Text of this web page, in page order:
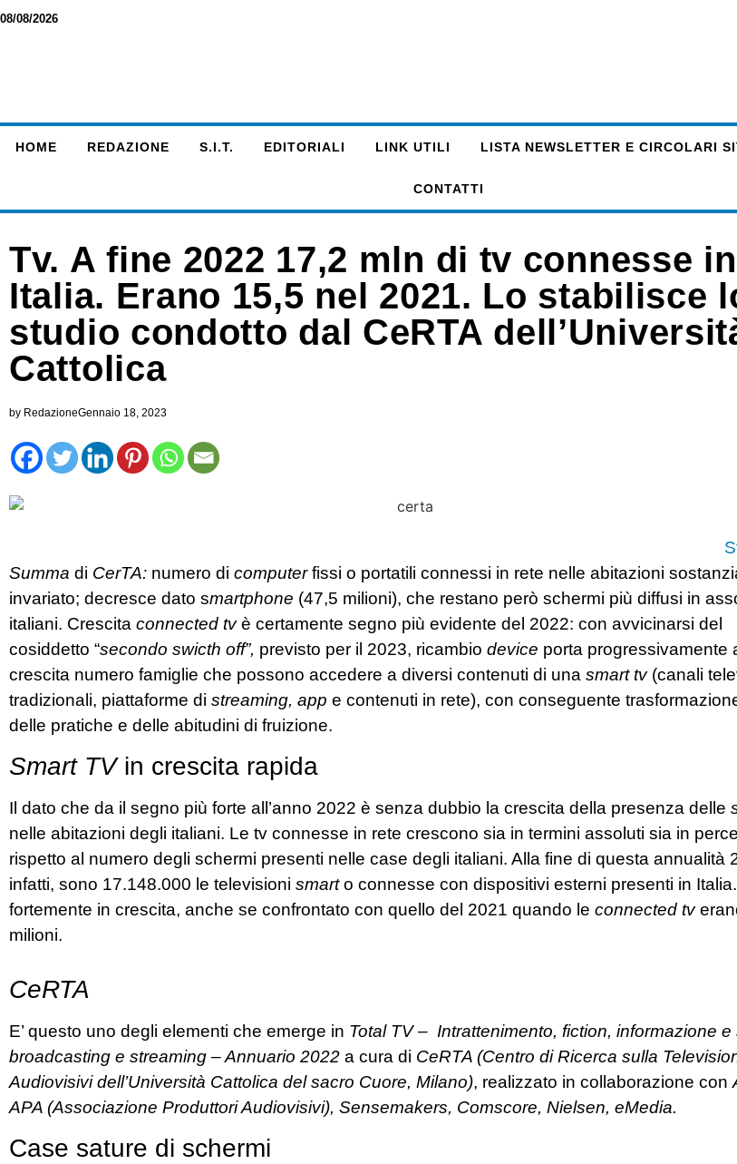
08/08/2026
HOME REDAZIONE S.I.T. EDITORIALI LINK UTILI LISTA NEWSLETTER E CIRCOLARI
CONTATTI
Tv. A fine 2022 17,2 mln di tv connesse in
Italia. Erano 15,5 nel 2021. Lo stabilisce
studio condotto dal CeRTA
Cattolica
by RedazioneGennaio 18, 2023
Summa di CerTA: numero di computerfissi o portatili connessi in rete nelle abitazioni
invariato; decresce dato smartphone (47,5 milioni), che restano però schermi più diffusi in
italiani. Crescita connected tvè certamente segno più evidente del 2022: con avvicinarsi del
cosiddetto “secondo swicth off”, previsto per il 2023, ricambio device porta progressivamente
crescita numero famiglie che possono accedere a diversi contenuti di una smart tv(canali
tradizionali, piattaforme di streaming, app e contenuti in rete), con conseguente
delle pratiche e delle abitudini di fruizione.
Smart TVin crescita rapida
Il dato che da il segno più forte all’anno 2022 è senza dubbio la crescita della presenza delle
nelle abitazioni degli italiani. Le tv connesse in rete crescono sia in termini assoluti sia in
rispetto al numero degli schermi presenti nelle case degli italiani. Alla fine di questa annualità
infatti, sono 17.148.000 le televisioni smarto connesse con dispositivi esterni presenti in
fortemente in crescita, anche se confrontato con quello del 2021 quando le connected tv
milioni.
CeRTA
E’ questo uno degli elementi che emerge in Total TV – Intrattenimento, fiction, informazione e
broadcasting e streaming – Annuario 2022 a cura di CeRTA (Centro di Ricerca sulla
Audiovisivi dell’Università Cattolica del sacro Cuore, Milano), realizzato in collaborazione con
APA (Associazione Produttori Audiovisivi), Sensemakers, Comscore, Nielsen, eMedia.
Case sature di schermi